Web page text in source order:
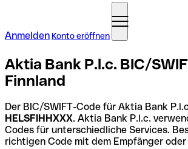
Anmelden Konto eröffnen
Aktia Bank P.l.c. BIC/
Finnland
Der BIC/SWIFT-Code für Aktia Bank
HELSFIHHXXX. Aktia Bank P.l.c.
Codes für unterschiedliche Services.
richtigen Code mit dem Empfänger oder